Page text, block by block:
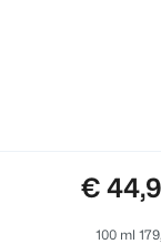
Preis:
€
100 ml